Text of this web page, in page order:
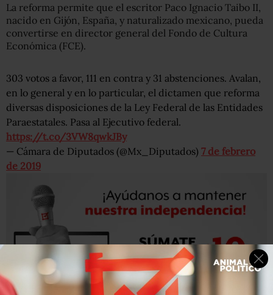
La reforma permite que el escritor Paco Ignacio Taibo II,
nacido en Gijón, España, y naturalizado mexicano, pueda
convertirse en director general del Fondo de Cultura
Económica (FCE).
303 votos a favor, 111 en contra y 31 abstenciones. Avalan,
en lo general y en lo particular, el dictamen que reforma
diversas disposiciones de la Ley Federal de las Entidades
Paraestatales. Pasa al Ejecutivo federal.
https://t.co/3VW8qwkJBy
— Cámara de Diputados (@Mx_Diputados) 7 de febrero
de 2019